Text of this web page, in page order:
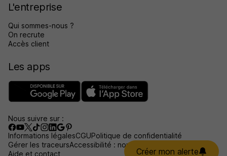
Créer mon alerte
L'entreprise
Qui sommes-nous ?
On recrute
Accès client
Les apps
Nous suivre sur :
Informations légalesCGUPolitique de confidentialité
Gérer les traceursAccessibilité : non conforme
Aide et contact